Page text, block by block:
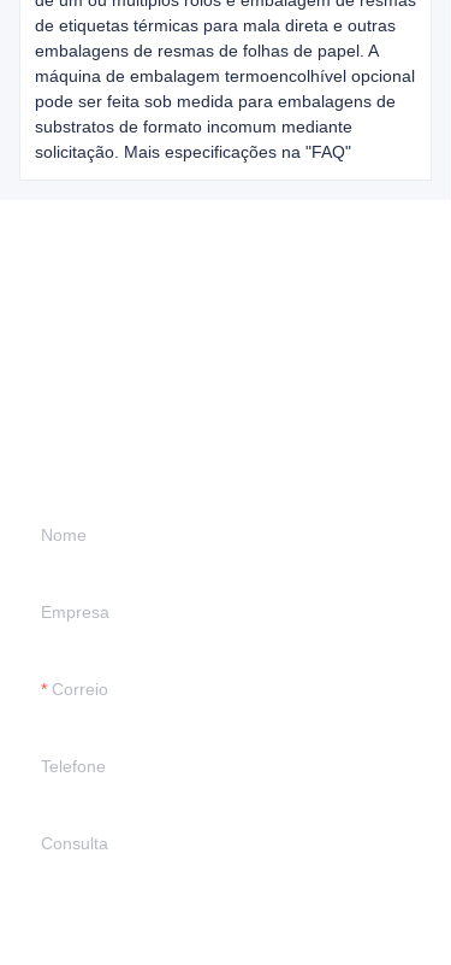
de etiquetas térmicas para mala direta e outras
embalagens de resmas de folhas de papel. A
máquina de embalagem termoencolhível opcional
pode ser feita sob medida para embalagens de
substratos de formato incomum mediante
solicitação. Mais especificações na "FAQ"
Nome
Empresa
Correio
Telefone
Consulta